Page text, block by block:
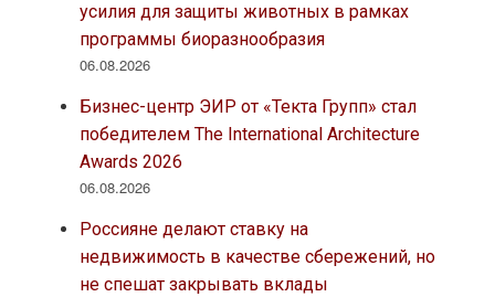
усилия для защиты животных в рамках
программы биоразнообразия
06.08.2026
Бизнес-центр ЭИР от «Текта Групп» стал
победителем The International Architecture
Awards 2026
06.08.2026
Россияне делают ставку на
недвижимость в качестве сбережений, но
не спешат закрывать вклады